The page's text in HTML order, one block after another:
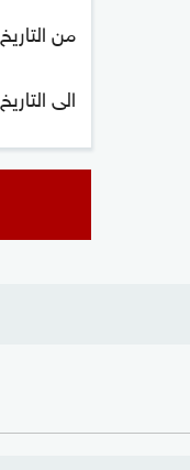
من التاريخ
الى التاريخ